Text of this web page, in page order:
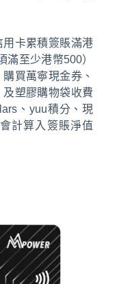
卡累積簽賬滿港
滿至少港幣500）
買萬寧現金券、
塑膠購物袋收費
、yuu積分、現
計算入簽賬淨值